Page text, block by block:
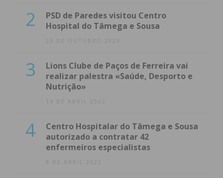
atualizada.
Eu li e concordo com os
2
PSD de Paredes visitou Centro
Hospital do Tâmega e Sousa
23 DE OUTUBRO 2023
3
Lions Clube de Paços de Ferreira vai
realizar palestra «Saúde, Desporto e
Nutrição»
14 DE ABRIL 2022
4
Centro Hospitalar do Tâmega e Sousa
autorizado a contratar 42
enfermeiros especialistas
8 DE ABRIL 2022